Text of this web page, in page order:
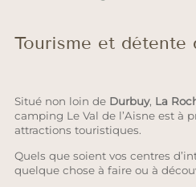
Tourisme et détente
Situé non loin de Durbuy, La
camping Le Val de l’Aisne est à
attractions touristiques.
Quels que soient vos centres
quelque chose à faire ou à